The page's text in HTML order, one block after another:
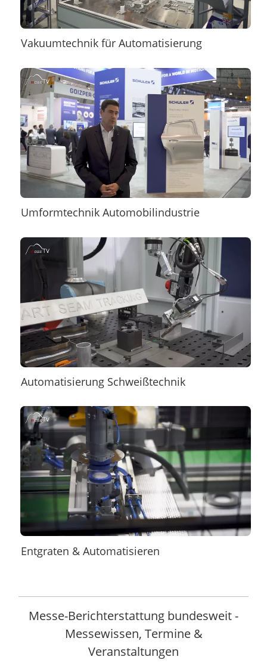
Vakuumtechnik für Automatisierung
Umformtechnik Automobilindustrie
Automatisierung Schweißtechnik
Entgraten & Automatisieren
Messe-Berichterstattung bundesweit -
Messewissen, Termine &
Veranstaltungen